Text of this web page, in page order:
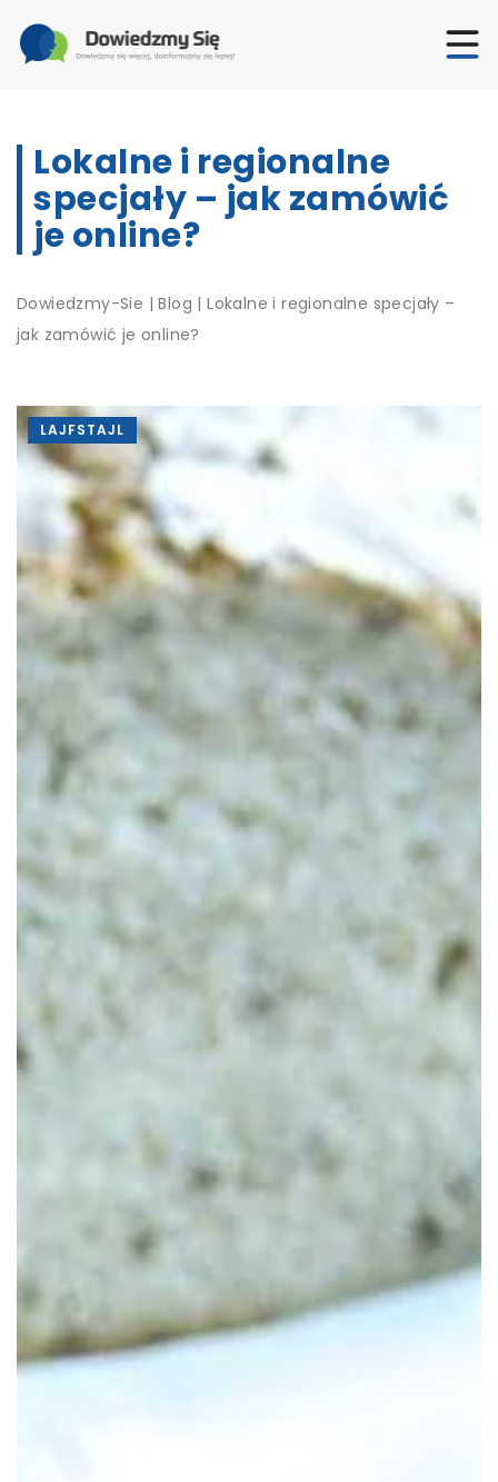
Lokalne i regionalne
specjały – jak zamówić
je online?
Dowiedzmy-Sie |Blog |Lokalne i regionalne specjały –
jak zamówić je online?
LAJFSTAJL